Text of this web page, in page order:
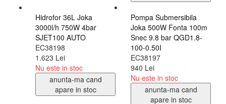
anunta-ma cand
apare in stoc
apare in stoc
Pompa Submersibila
Joka 500W Fonta 100m
Snec 9.8 bar QGD1.8-
100-0.50I
EC38197
940 Lei
Nu este in stoc